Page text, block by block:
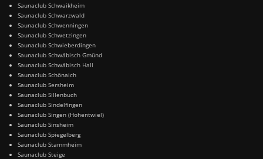
Saunaclub Schwaikheim
Saunaclub Schwarzwald
Saunaclub Schwenningen
Saunaclub Schwetzingen
Saunaclub Schwieberdingen
Saunaclub Schwäbisch Gmünd
Saunaclub Schwäbisch Hall
Saunaclub Schönaich
Saunaclub Sersheim
Saunaclub Sillenbuch
Saunaclub Sindelfingen
Saunaclub Singen (Hohentwiel)
Saunaclub Sinsheim
Saunaclub Spiegelberg
Saunaclub Stammheim
Saunaclub Steige